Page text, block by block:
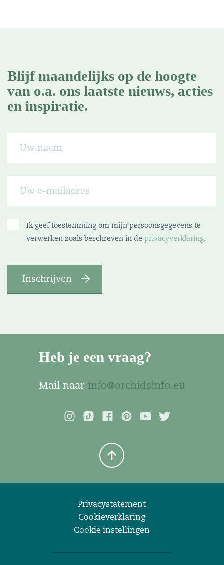
Blijf maandelijks op de hoogte
van o.a. ons laatste nieuws, acties
en inspiratie.
Ik geef toestemming om mijn persoonsgegevens te
verwerken zoals beschreven in de privacyverklaring.
Heb je een vraag?
Mail naar info@orchidsinfo.eu
Privacystatement
Cookieverklaring
Cookie instellingen